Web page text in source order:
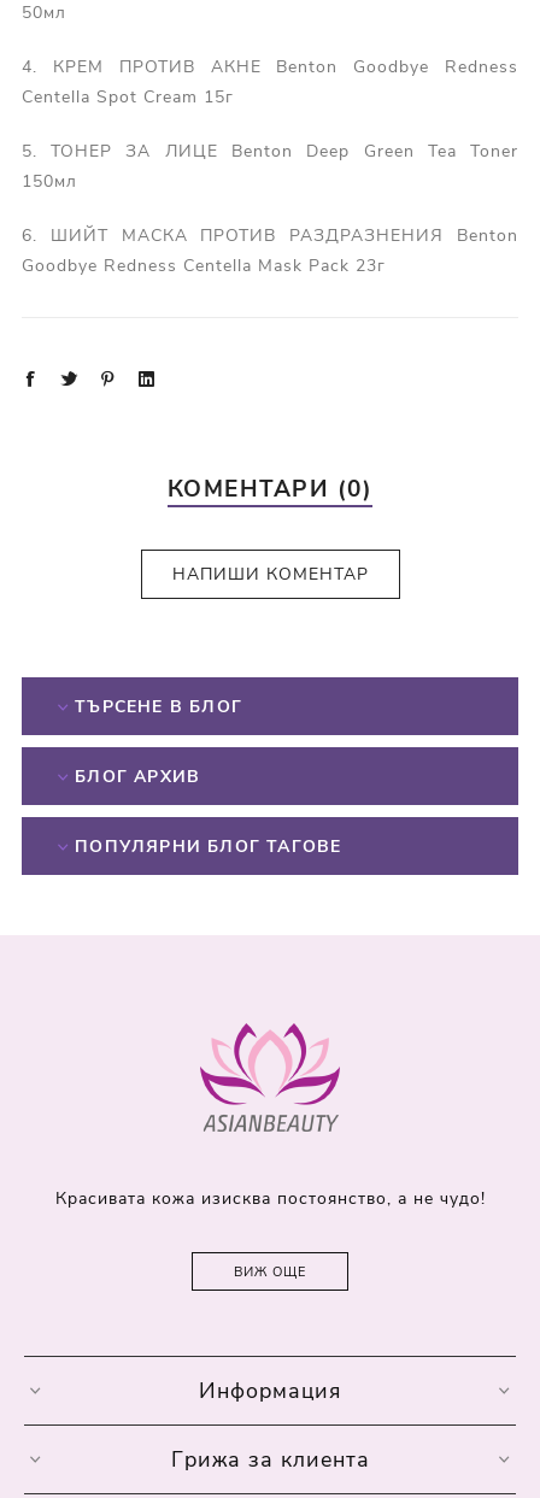
50мл
4. КРЕМ ПРОТИВ АКНЕ Benton Goodbye Redness
Centella Spot Cream 15г
5. ТОНЕР ЗА ЛИЦЕ Benton Deep Green Tea Toner
150мл
6. ШИЙТ МАСКА ПРОТИВ РАЗДРАЗНЕНИЯ Benton
Goodbye Redness Centella Mask Pack 23г
КОМЕНТАРИ (0)
НАПИШИ КОМЕНТАР
ТЪРСЕНЕ В БЛОГ
БЛОГ АРХИВ
ПОПУЛЯРНИ БЛОГ ТАГОВЕ
Красивата кожа изисква постоянство, а не чудо!
ВИЖ ОЩЕ
Информация
Грижа за клиента